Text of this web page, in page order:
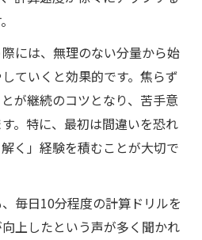
には、無理のない分量から始
ていくと効果的です。焦らず
が継続のコツとなり、苦手意
。特に、最初は間違いを恐れ
く」経験を積むことが大切で
毎日10分程度の計算ドリルを
上したという声が多く聞かれ